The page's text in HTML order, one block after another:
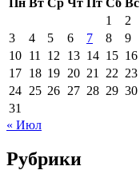
1
2
3
4 5 6 7 8
9
10 11 12 13 14 15 16
17 18 19 20 21 22 23
24 25 26 27 28 29 30
31
« Июл
Рубрики